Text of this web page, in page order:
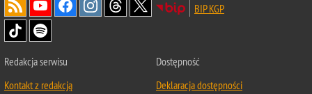
BIP KGP
Redakcja serwisu
Kontakt z redakcją
Dostępność
Deklaracja dostępności